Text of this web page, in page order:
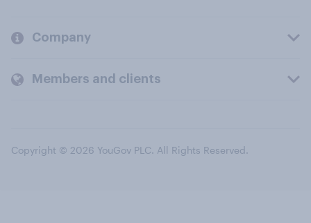
Company
Members and clients
Copyright © 2026 YouGov PLC. All Rights Reserved.